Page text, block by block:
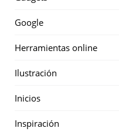
Google
Herramientas online
Ilustración
Inicios
Inspiración